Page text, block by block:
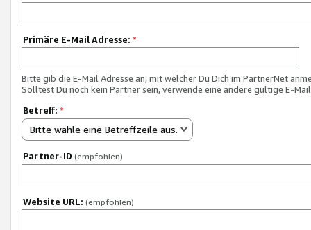
Primäre E-Mail Adresse: *
Bitte gib die E-Mail Adresse an, mit welcher Du Dich im PartnerNet
Solltest Du noch kein Partner sein, verwende eine andere gültige E-
Betreff: *
Bitte wähle eine Betreffzeile aus.
Partner-ID (empfohlen)
Website URL: (empfohlen)